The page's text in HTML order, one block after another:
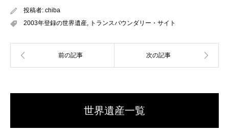
投稿者: chiba
2003年登録の世界遺産, トランスバウンダリー・サイト
世界遺産一覧